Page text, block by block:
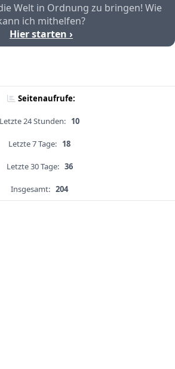
Welt in Ordnung zu bringen! Wie
ich mithelfen?
Hier starten ›
Seitenaufrufe:
Letzte 24 Stunden: 10
Letzte 7 Tage: 18
Letzte 30 Tage: 36
Insgesamt: 204